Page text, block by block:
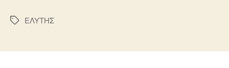
Ετικέτες
ΕΛΥΤΗΣ